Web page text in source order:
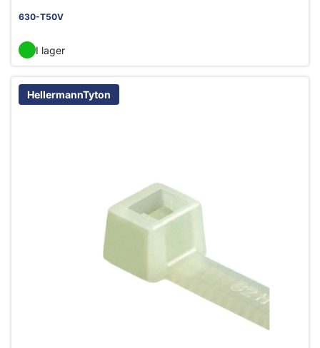
630-T50V
I lager
HellermannTyton